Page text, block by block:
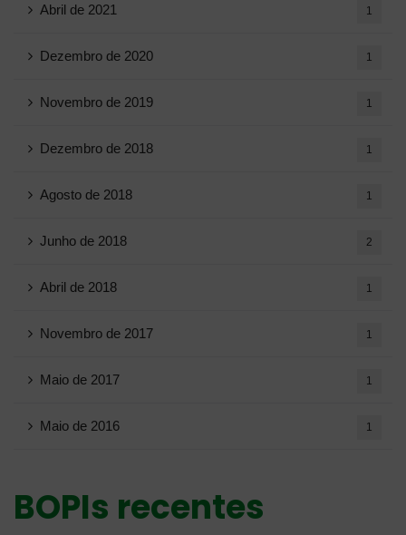
Abril de 2021 1
Dezembro de 2020 1
Novembro de 2019 1
Dezembro de 2018 1
Agosto de 2018 1
Junho de 2018 2
Abril de 2018 1
Novembro de 2017 1
Maio de 2017 1
Maio de 2016 1
BOPIs recentes